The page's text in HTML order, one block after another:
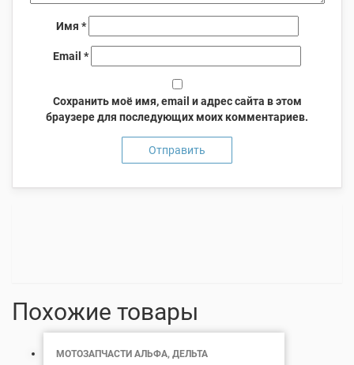
Имя *
Email *
Сохранить моё имя, email и адрес сайта в этом
браузере для последующих моих комментариев.
Похожие товары
МОТОЗАПЧАСТИ АЛЬФА, ДЕЛЬТА